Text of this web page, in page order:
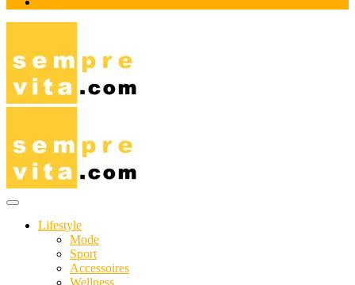
Lifestyle
Mode
Sport
Accessoires
Wellness